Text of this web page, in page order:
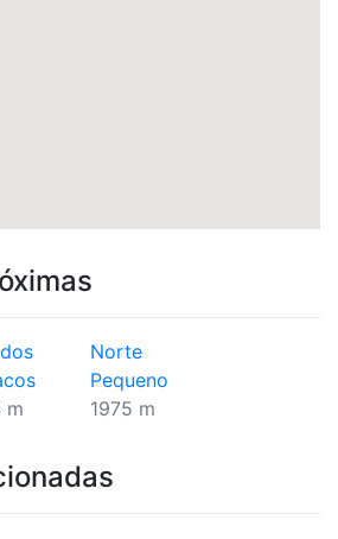
m
Norte
Pequeno
1975 m